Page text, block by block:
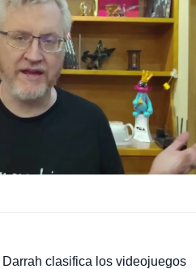
Darrah clasifica los videojuegos